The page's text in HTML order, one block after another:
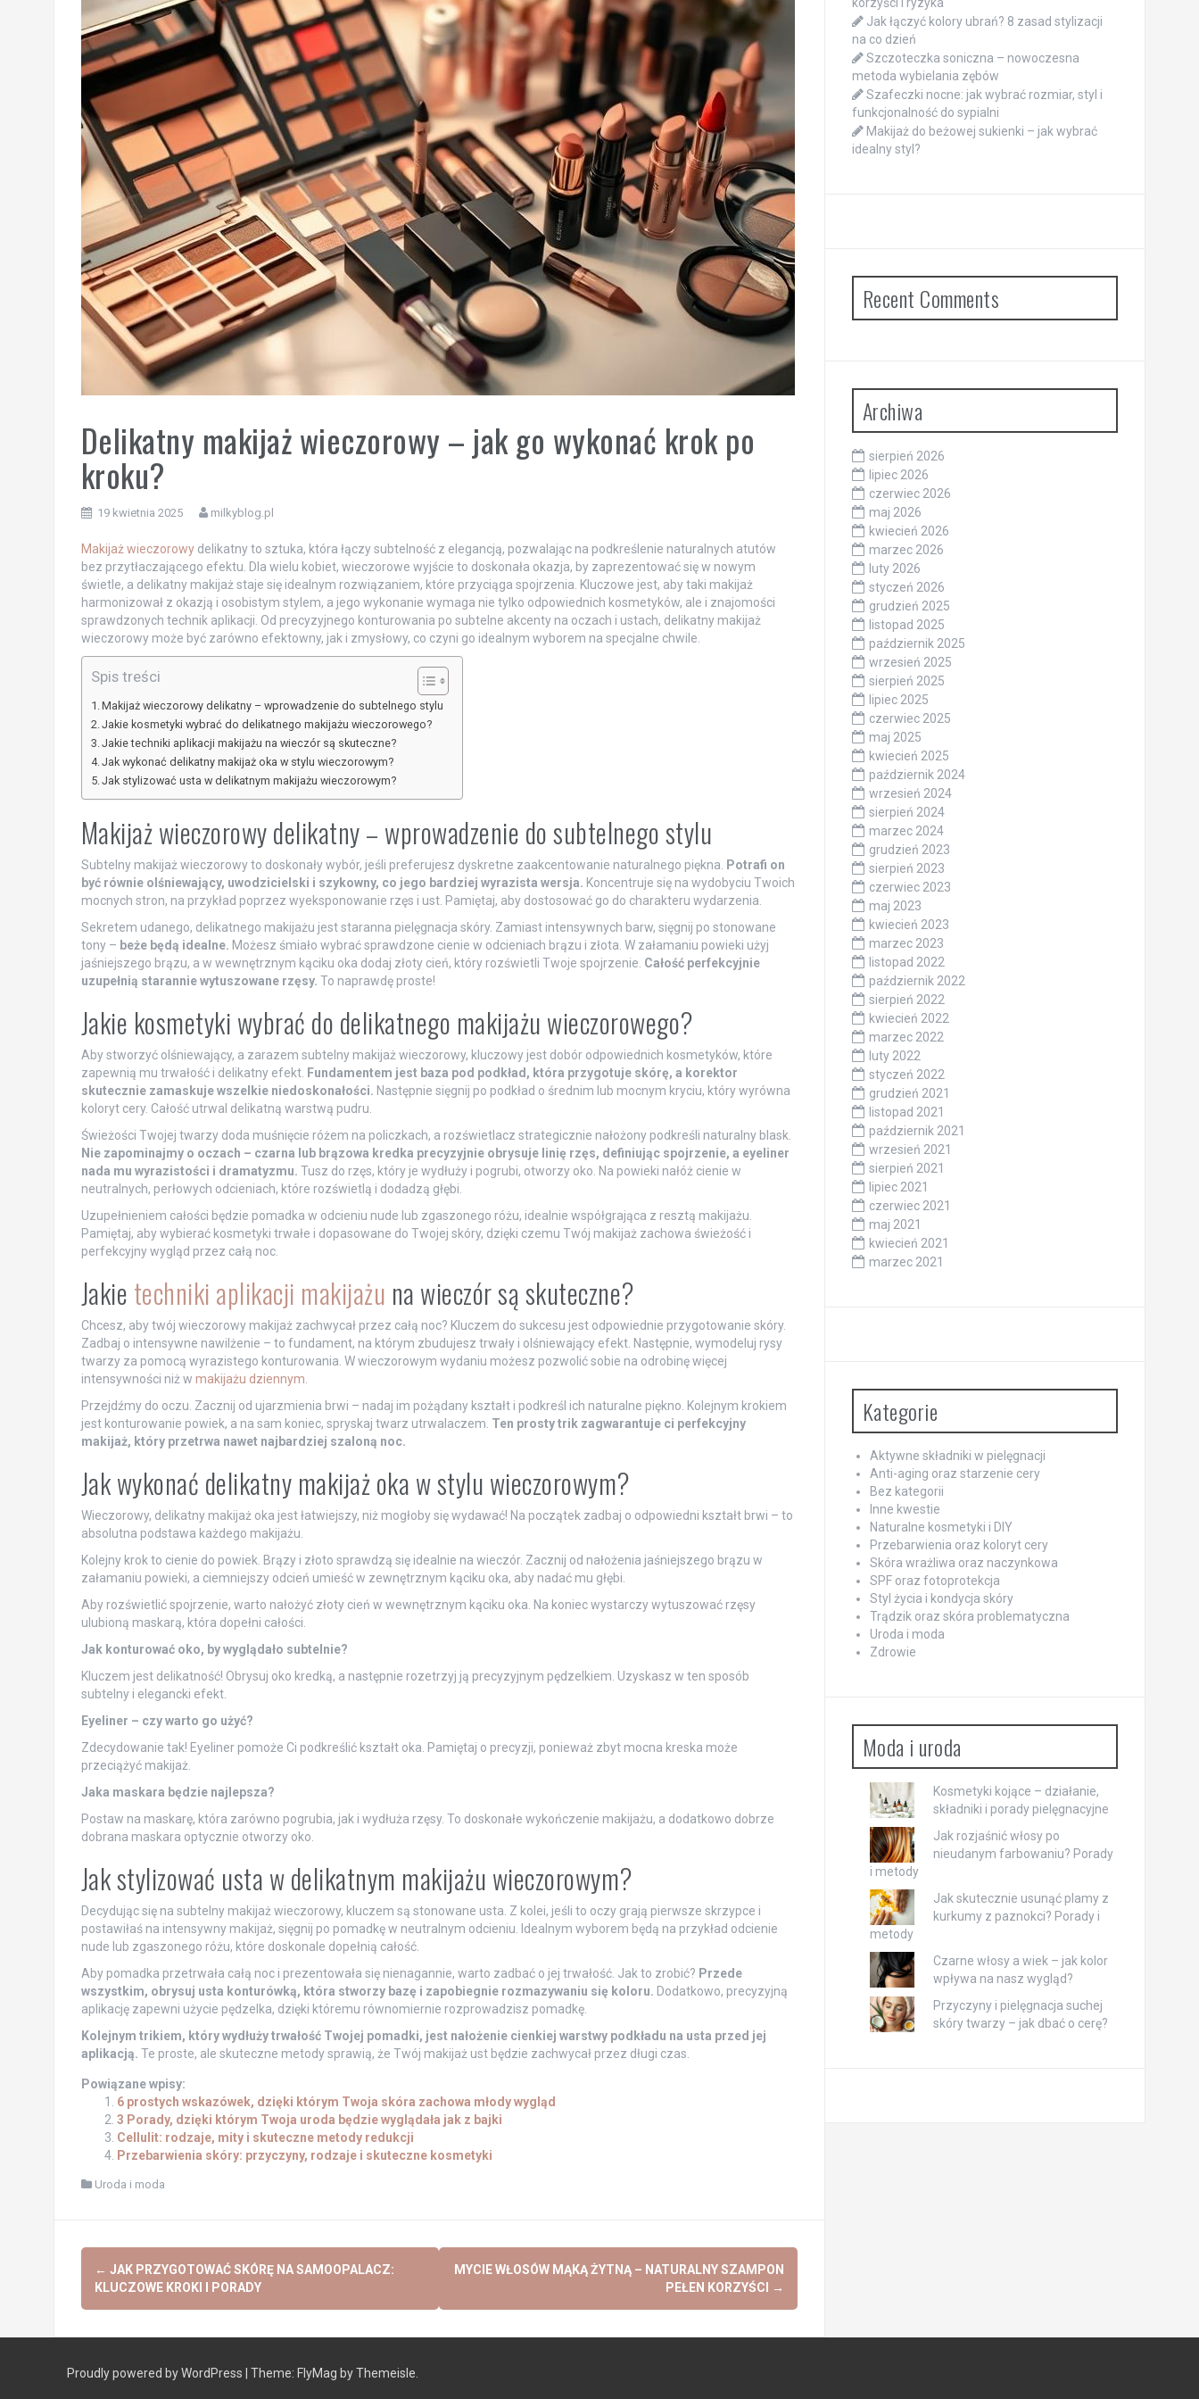
Delikatny makijaż wieczorowy – jak go wykonać krok po
kroku?
19 kwietnia 2025 milkyblog.pl
Makijaż wieczorowydelikatny to sztuka, która łączy subtelność z elegancją, pozwalając na podkreślenie naturalnych atutów
bez przytłaczającego efektu. Dla wielu kobiet, wieczorowe wyjście to doskonała okazja, by zaprezentować się w nowym
świetle, a delikatny makijaż staje się idealnym rozwiązaniem, które przyciąga spojrzenia. Kluczowe jest, aby taki makijaż
harmonizował z okazją i osobistym stylem, a jego wykonanie wymaga nie tylko odpowiednich kosmetyków, ale i znajomości
sprawdzonych technik aplikacji. Od precyzyjnego konturowania po subtelne akcenty na oczach i ustach, delikatny makijaż
wieczorowy może być zarówno efektowny, jak i zmysłowy, co czyni go idealnym wyborem na specjalne chwile.
Spis treści
Makijaż wieczorowy delikatny – wprowadzenie do subtelnego stylu
Jakie kosmetyki wybrać do delikatnego makijażu wieczorowego?
Jakie techniki aplikacji makijażu na wieczór są skuteczne?
Jak wykonać delikatny makijaż oka w stylu wieczorowym?
Jak stylizować usta w delikatnym makijażu wieczorowym?
Makijaż wieczorowy delikatny – wprowadzenie do subtelnego stylu
Subtelny makijaż wieczorowy to doskonały wybór, jeśli preferujesz dyskretne zaakcentowanie naturalnego piękna.
Potrafi on
być równie olśniewający, uwodzicielski i szykowny, co jego bardziej wyrazista wersja. Koncentruje się na wydobyciu Twoich
mocnych stron, na przykład poprzez wyeksponowanie rzęs i ust. Pamiętaj, aby dostosować go do charakteru wydarzenia.
Sekretem udanego, delikatnego makijażu jest staranna pielęgnacja skóry. Zamiast intensywnych barw, sięgnij po stonowane
tony – beże będą idealne. Możesz śmiało wybrać sprawdzone cienie w odcieniach brązu i złota. W załamaniu powieki użyj
jaśniejszego brązu, a w wewnętrznym kąciku oka dodaj złoty cień, który rozświetli Twoje spojrzenie. Całość perfekcyjnie
uzupełnią starannie wytuszowane rzęsy. To naprawdę proste!
Jakie kosmetyki wybrać do delikatnego makijażu wieczorowego?
Aby stworzyć olśniewający, a zarazem subtelny makijaż wieczorowy, kluczowy jest dobór odpowiednich kosmetyków, które
zapewnią mu trwałość i delikatny efekt. Fundamentem jest baza pod podkład, która przygotuje skórę, a korektor
skutecznie zamaskuje wszelkie niedoskonałości. Następnie sięgnij po podkład o średnim lub mocnym kryciu, który wyrówna
koloryt cery. Całość utrwal delikatną warstwą pudru.
Świeżości Twojej twarzy doda muśnięcie różem na policzkach, a rozświetlacz strategicznie nałożony podkreśli naturalny blask.
Nie zapominajmy o oczach – czarna lub brązowa kredka precyzyjnie obrysuje linię rzęs, definiując spojrzenie, a eyeliner
nada mu wyrazistości i dramatyzmu. Tusz do rzęs, który je wydłuży i pogrubi, otworzy oko. Na powieki nałóż cienie w
neutralnych, perłowych odcieniach, które rozświetlą i dodadzą głębi.
Uzupełnieniem całości będzie pomadka w odcieniu nude lub zgaszonego różu, idealnie współgrająca z resztą makijażu.
Pamiętaj, aby wybierać kosmetyki trwałe i dopasowane do Twojej skóry, dzięki czemu Twój makijaż zachowa świeżość i
perfekcyjny wygląd przez całą noc.
Jakie techniki aplikacji makijażu na wieczór są skuteczne?
Chcesz, aby twój wieczorowy makijaż zachwycał przez całą noc? Kluczem do sukcesu jest odpowiednie przygotowanie skóry.
Zadbaj o intensywne nawilżenie – to fundament, na którym zbudujesz trwały i olśniewający efekt. Następnie, wymodeluj rysy
twarzy za pomocą wyrazistego konturowania. W wieczorowym wydaniu możesz pozwolić sobie na odrobinę więcej
intensywności niż w makijażu dziennym
Przejdźmy do oczu. Zacznij od ujarzmienia brwi – nadaj im pożądany kształt i podkreśl ich naturalne piękno. Kolejnym krokiem
jest konturowanie powiek, a na sam koniec, spryskaj twarz utrwalaczem. Ten prosty trik zagwarantuje ci perfekcyjny
makijaż, który przetrwa nawet najbardziej szaloną noc.
Jak wykonać delikatny makijaż oka w stylu wieczorowym?
Wieczorowy, delikatny makijaż oka jest łatwiejszy, niż mogłoby się wydawać! Na początek zadbaj o odpowiedni kształt brwi – to
absolutna podstawa każdego makijażu.
Kolejny krok to cienie do powiek. Brązy i złoto sprawdzą się idealnie na wieczór. Zacznij od nałożenia jaśniejszego brązu w
załamaniu powieki, a ciemniejszy odcień umieść w zewnętrznym kąciku oka, aby nadać mu głębi.
Aby rozświetlić spojrzenie, warto nałożyć złoty cień w wewnętrznym kąciku oka. Na koniec wystarczy wytuszować rzęsy
ulubioną maskarą, która dopełni całości.
Jak konturować oko, by wyglądało subtelnie?
Kluczem jest delikatność! Obrysuj oko kredką, a następnie rozetrzyj ją precyzyjnym pędzelkiem. Uzyskasz w ten sposób
subtelny i elegancki efekt.
Eyeliner – czy warto go użyć?
Zdecydowanie tak! Eyeliner pomoże Ci podkreślić kształt oka. Pamiętaj o precyzji, ponieważ zbyt mocna kreska może
przeciążyć makijaż.
Jaka maskara będzie najlepsza?
Postaw na maskarę, która zarówno pogrubia, jak i wydłuża rzęsy. To doskonałe wykończenie makijażu, a dodatkowo dobrze
dobrana maskara optycznie otworzy oko.
Jak stylizować usta w delikatnym makijażu wieczorowym?
Decydując się na subtelny makijaż wieczorowy, kluczem są stonowane usta. Z kolei, jeśli to oczy grają pierwsze skrzypce i
postawiłaś na intensywny makijaż, sięgnij po pomadkę w neutralnym odcieniu. Idealnym wyborem będą na przykład odcienie
nude lub zgaszonego różu, które doskonale dopełnią całość.
Aby pomadka przetrwała całą noc i prezentowała się nienagannie, warto zadbać o jej trwałość. Jak to zrobić? Przede
wszystkim, obrysuj usta konturówką, która stworzy bazę i zapobiegnie rozmazywaniu się koloru. Dodatkowo, precyzyjną
aplikację zapewni użycie pędzelka, dzięki któremu równomiernie rozprowadzisz pomadkę.
Kolejnym trikiem, który wydłuży trwałość Twojej pomadki, jest nałożenie cienkiej warstwy podkładu na usta przed jej
aplikacją. Te proste, ale skuteczne metody sprawią, że Twój makijaż ust będzie zachwycał przez długi czas.
Powiązane wpisy:
6 prostych wskazówek, dzięki którym Twoja skóra zachowa młody wygląd
3 Porady, dzięki którym Twoja uroda będzie wyglądała jak z bajki
Cellulit: rodzaje, mity i skuteczne metody redukcji
Przebarwienia skóry: przyczyny, rodzaje i skuteczne kosmetyki
Uroda i moda
Post
navigation
← JAK PRZYGOTOWAĆ SKÓRĘ NA SAMOOPALACZ:
KLUCZOWE KROKI I PORADY
MYCIE WŁOSÓW MĄKĄ ŻYTNĄ – NATURALNY SZAMPON
PEŁEN KORZYŚCI
→
Jak łączyć kolory ubrań? 8 zasad stylizacji
na co dzień
Szczoteczka soniczna – nowoczesna
metoda wybielania zębów
Szafeczki nocne: jak wybrać rozmiar, styl i
funkcjonalność do sypialni
Makijaż do beżowej sukienki – jak wybrać
idealny styl?
Recent Comments
Archiwa
sierpień 2026
lipiec 2026
czerwiec 2026
maj 2026
kwiecień 2026
marzec 2026
luty 2026
styczeń 2026
grudzień 2025
listopad 2025
październik 2025
wrzesień 2025
sierpień 2025
lipiec 2025
czerwiec 2025
maj 2025
kwiecień 2025
październik 2024
wrzesień 2024
sierpień 2024
marzec 2024
grudzień 2023
sierpień 2023
czerwiec 2023
maj 2023
kwiecień 2023
marzec 2023
listopad 2022
październik 2022
sierpień 2022
kwiecień 2022
marzec 2022
luty 2022
styczeń 2022
grudzień 2021
listopad 2021
październik 2021
wrzesień 2021
sierpień 2021
lipiec 2021
czerwiec 2021
maj 2021
kwiecień 2021
marzec 2021
Kategorie
Aktywne składniki w pielęgnacji
Anti-aging oraz starzenie cery
Bez kategorii
Inne kwestie
Naturalne kosmetyki i DIY
Przebarwienia oraz koloryt cery
Skóra wrażliwa oraz naczynkowa
SPF oraz fotoprotekcja
Styl życia i kondycja skóry
Trądzik oraz skóra problematyczna
Uroda i moda
Zdrowie
Moda i uroda
Kosmetyki kojące – działanie,
składniki i porady pielęgnacyjne
Jak rozjaśnić włosy po
nieudanym farbowaniu? Porady
i metody
Jak skutecznie usunąć plamy z
kurkumy z paznokci? Porady i
metody
Czarne włosy a wiek – jak kolor
wpływa na nasz wygląd?
Przyczyny i pielęgnacja suchej
skóry twarzy – jak dbać o cerę?
Proudly powered by WordPress Theme: FlyMag by Themeisle.